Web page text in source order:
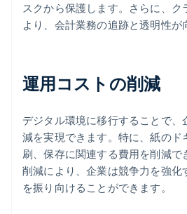
スクから保護します。さらに、ク
より、会計業務の追跡と透明性が
運用コストの削減
デジタル環境に移行することで、
減を実現できます。特に、紙のド
刷、保存に関連する費用を削減
削減により、企業は競争力を強化
を振り向けることができます。